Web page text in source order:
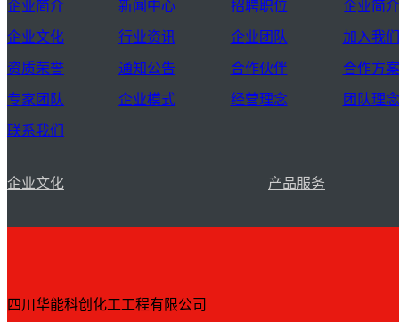
企业简介
企业文化
资质荣誉
专家团队
联系我们
新闻中心
行业资讯
通知公告
企业模式
招聘职位
企业团队
合作伙伴
经营理念
企业简介
加入我们
合作方案
团队理念
企业文化 产品服务
四川华能科创化工工程有限公司